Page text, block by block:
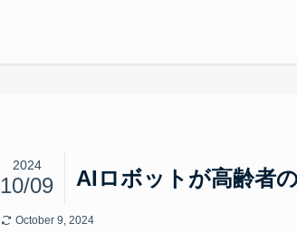
AIロボットが高齢者
2024
10/09
October 9, 2024